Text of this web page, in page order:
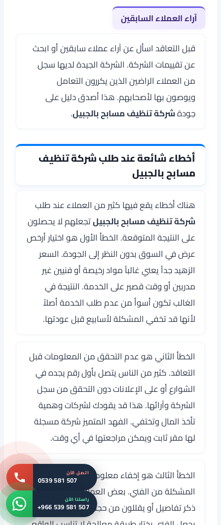
آراء العملاء السابقين
قبل التعاقد اسأل عن آراء عملاء سابقين أو ابحث
عن تقييمات الشركة. الشركة الجيدة لديها سجل
من العملاء الراضين الذين يكررون التعامل
ويوصون بها لأصحابهم. هذا أصدق دليل على
جودةشركة تنظيف مسابح بالجبيل.
أخطاء شائعة عند طلب شركة تنظيف
مسابح بالجبيل
هناك أخطاء يقع فيها كثير من العملاء عند طلب
شركة تنظيف مسابح بالجبيلتجعلهم لا يحصلون
على النتيجة المتوقعة. الخطأ الأول هو اختيار أرخص
عرض في السوق بدون النظر إلى الجودة. السعر
الزهيد جداً يعني غالباً مواد رخيصة أو فنيين غير
مدربين أو وقت قصير على الخدمة. النتيجة في
الغالب تكون أسوأ من عدم طلب الخدمة أصلاً
لأنها قد تخفي المشكلة لأسابيع قبل عودتها.
الخطأ الثاني هو عدم التحقق من المعلومات قبل
التعاقد. كثير من الناس يتصل بأول رقم يجده في
الشوارع أو على الإعلانات دون التحقق من سجل
الشركة وآرائها. هذا قد يقودك لشركات وهمية
تأخذ المال وتختفي. الفهد المتميز شركة مسجلة
لها مقر ثابت ويمكن مراجعتها في أي وقت.
الخطأ الثالث هو إخفاء معلومات مهمة عن حالة
المشكلة من الفني. بعض العملاء يخجلون من
ذكر تفاصيل أو يقللون من حجم المشكلة. هذا
اتصل الآن
0539 581 507
راسلنا الآن
+966 539 581 507